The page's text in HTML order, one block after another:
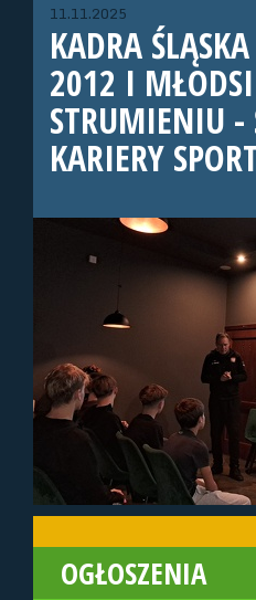
11.11.2025
KADRA
2012 I
STRUMIENIU -
KARIERY
OGŁOSZENIA